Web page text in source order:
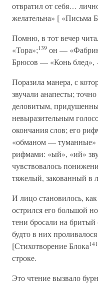
отвратил от себя…
желательна» [ «Письма
Помню, в тот вечер
«Тора»;139 он —
Брюсов — «Конь блед»,
Поразила манера, с
звучали анапесты;
деловитым,
невыразительным
окончания слов; его
«обманом — туманные»
рифмами: «ый», «ий»
чувствовалось
тяжелый, закованный в
И лицо становилось,
острился его большой
тени бросали на бритый
будто в них
[Стихотворение Блока141
строке.
Это чтение вызвало